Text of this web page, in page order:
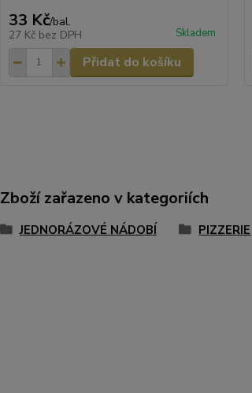
33 Kč/bal.
27 Kč bez DPH Skladem
Přidat do košíku
Zboží zařazeno v kategoriích
JEDNORÁZOVÉ NÁDOBÍ PIZZERIE